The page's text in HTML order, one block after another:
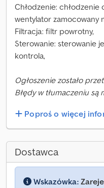
Chłodzenie:
wentylator zamocowany
Filtracja: filtr powrotny,
Sterowanie: sterowanie
kontrola,
Ogłoszenie zostało
Błędy w tłumaczeniu są
Poproś o więcej
Dostawca
Wskazówka: